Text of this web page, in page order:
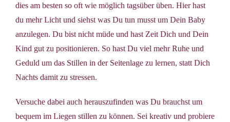
dies am besten so oft wie möglich tagsüber üben. Hier hast
du mehr Licht und siehst was Du tun musst um Dein Baby
anzulegen. Du bist nicht müde und hast Zeit Dich und Dein
Kind gut zu positionieren. So hast Du viel mehr Ruhe und
Geduld um das Stillen in der Seitenlage zu lernen, statt Dich
Nachts damit zu stressen.
Versuche dabei auch herauszufinden was Du brauchst um
bequem im Liegen stillen zu können. Sei kreativ und probiere